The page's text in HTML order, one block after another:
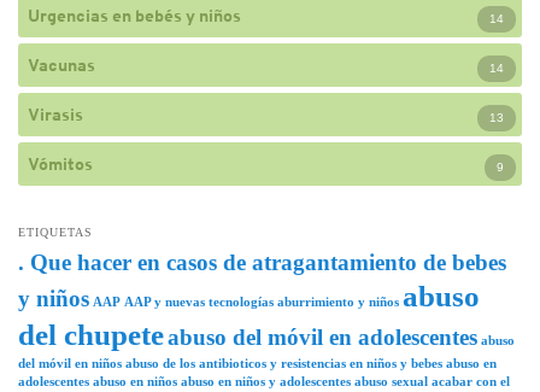
Urgencias en bebés y niños 14
Vacunas 14
Virasis 13
Vómitos 9
ETIQUETAS
. Que hacer en casos de atragantamiento de bebes
y niños AAP AAP y nuevas tecnologías aburrimiento y niños abuso
del chupeteabuso del móvil en adolescentes abuso
del móvil en niños abuso de los antibioticos y resistencias en niños y bebes abuso en
adolescentes abuso en niños abuso en niños y adolescentes abuso sexual acabar con el